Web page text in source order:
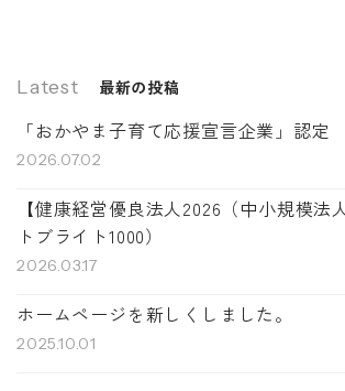
Latest 最新の投稿
「おかやま子育て応援宣言企業」認定
2026.07.02
【健康経営優良法人2026（中小規模法
トブライト1000）
2026.03.17
ホームページを新しくしました。
2025.10.01